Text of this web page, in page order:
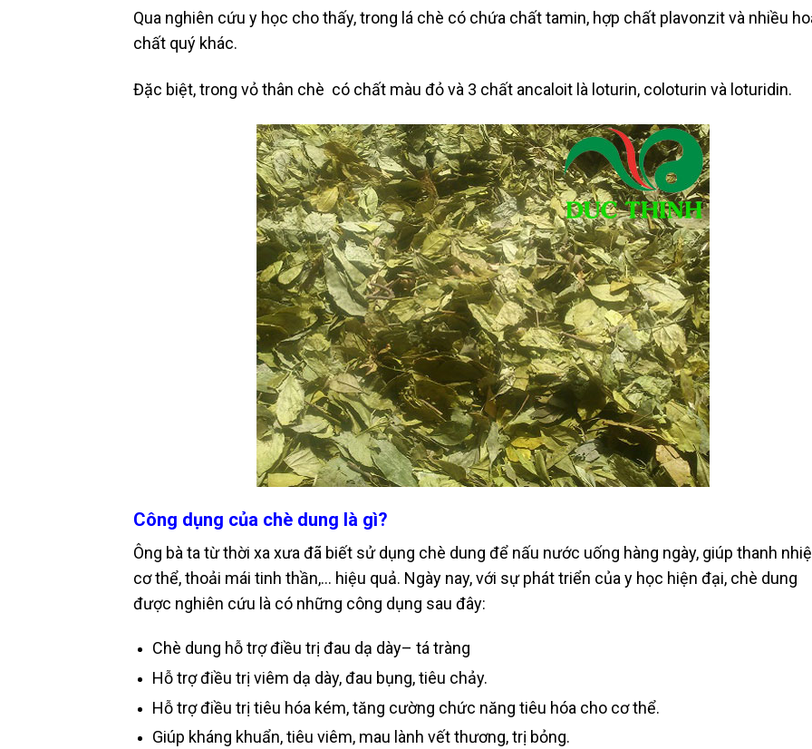
Qua nghiên cứu y học cho thấy, trong lá chè có chứa chất tamin, hợp chất plavonzit và nhiều
chất quý khác.
Đặc biệt, trong vỏ thân chè có chất màu đỏ và 3 chất ancaloit là loturin, coloturin và loturidin.
Công dụng của chè dung là gì?
Ông bà ta từ thời xa xưa đã biết sử dụng chè dung để nấu nước uống hàng ngày, giúp thanh
cơ thể, thoải mái tinh thần,… hiệu quả. Ngày nay, với sự phát triển của y học hiện đại, chè dung
được nghiên cứu là có những công dụng sau đây:
Chè dung hỗ trợ điều trị đau dạ dày– tá tràng
Hỗ trợ điều trị viêm dạ dày, đau bụng, tiêu chảy.
Hỗ trợ điều trị tiêu hóa kém, tăng cường chức năng tiêu hóa cho cơ thể.
Giúp kháng khuẩn, tiêu viêm, mau lành vết thương, trị bỏng.